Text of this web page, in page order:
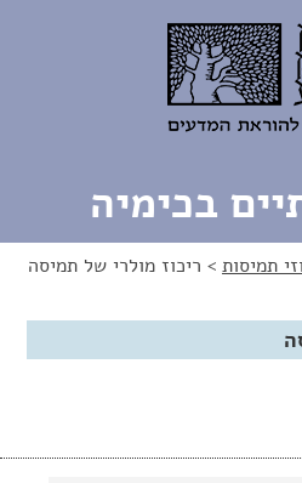
בכימיה
תמיסות > ריכוז מולרי של תמיסה